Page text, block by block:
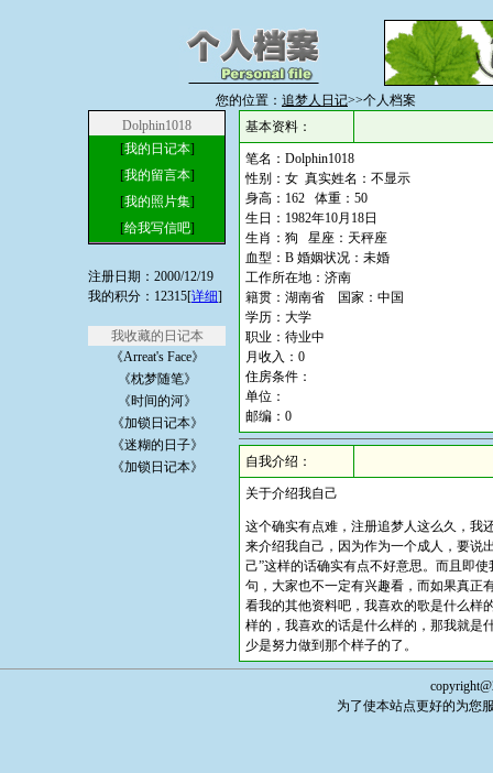
您的位置： 追梦人日记>>个人档案
Dolphin1018
[我的日记本]
[我的留言本]
[我的照片集]
[给我写信吧]
注册日期：2000/12/19
我的积分：12315[详细]
我收藏的日记本
《Arreat's Face》
《枕梦随笔》
《时间的河》
《加锁日记本》
《迷糊的日子》
《加锁日记本》
基本资料：
笔名：Dolphin1018
性别：女 真实姓名：不显示
身高：162 体重：50
生日：1982年10月18日
生肖：狗 星座：天秤座
血型：B 婚姻状况：未婚
工作所在地：济南
籍贯：湖南省 国家：中国
学历：大学
职业：待业中
月收入：0
住房条件：
单位：
邮编：0
自我介绍：
关于介绍我自己
这个确实有点难，注册追梦人这么久，我
来介绍我自己，因为作为一个成人，要说
己”这样的话确实有点不好意思。而且即
句，大家也不一定有兴趣看，而如果真正
看我的其他资料吧，我喜欢的歌是什么样
样的，我喜欢的话是什么样的，那我就是
少是努力做到那个样子的了。
为了使本站点更好的为您